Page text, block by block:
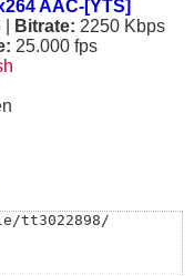
AAC-[YTS]
Bitrate: 2250 Kbps
25.000 fps
tt3022898/